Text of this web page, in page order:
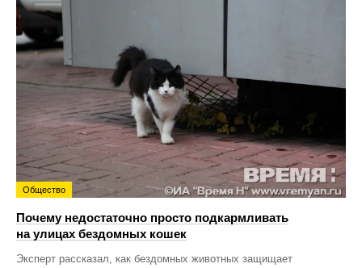
Общество
Почему недостаточно просто подкармливать
на улицах бездомных кошек
Эксперт рассказал, как бездомных животных защищает